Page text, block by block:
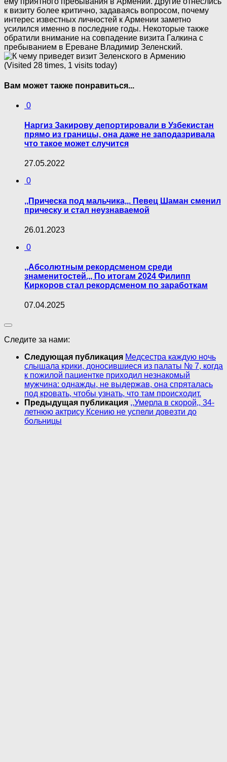
к визиту более критично, задаваясь вопросом, почему
интерес известных личностей к Армении заметно
усилился именно в последние годы. Некоторые также
обратили внимание на совпадение визита Галкина с
пребыванием в Ереване Владимир Зеленский.
(Visited 28 times, 1 visits today)
Вам может также понравиться...
0
Наргиз Закирову депортировали в Узбекистан
прямо из границы, она даже не заподазривала
что такое может случится
27.05.2022
0
,,Прическа под мальчика,,. Певец Шаман сменил
прическу и стал неузнаваемой
26.01.2023
0
,,Абсолютным рекордсменом среди
знаменитостей.,, По итогам 2024 Филипп
Киркоров стал рекордсменом по заработкам
07.04.2025
Следите за нами:
Следующая публикация Медсестра каждую ночь
слышала крики, доносившиеся из палаты № 7, когда
к пожилой пациентке приходил незнакомый
мужчина: однажды, не выдержав, она спряталась
под кровать, чтобы узнать, что там происходит.
Предыдущая публикация ,,Умерла в скорой,, 34-
летнюю актрису Ксению не успели довезти до
больницы